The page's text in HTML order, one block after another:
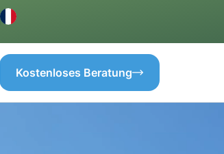
Kostenloses Beratung